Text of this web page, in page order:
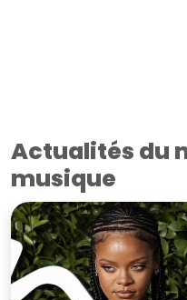
Actualités du
musique